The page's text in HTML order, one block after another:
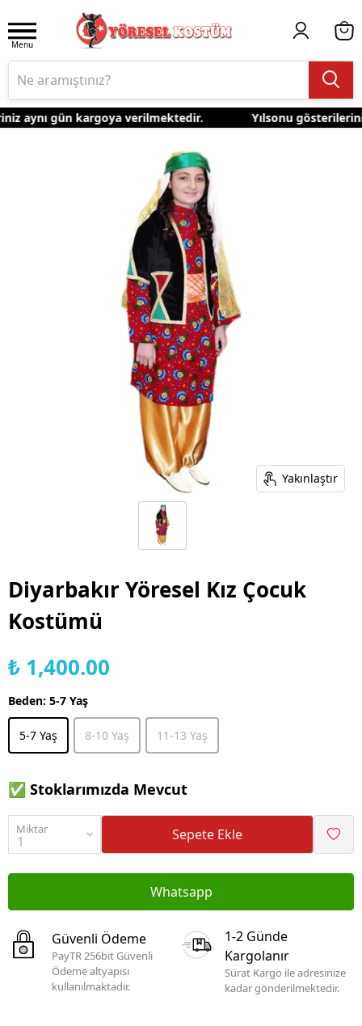
Menu
aynı gün kargoya verilmektedir. Yılsonu
Yakınlaştır
Diyarbakır Yöresel Kız Çocuk
Kostümü
₺ 1,400.00
Beden: 5-7 Yaş
5-7 Yaş 8-10 Yaş 11-13 Yaş
✅ Stoklarımızda Mevcut
Miktar Sepete Ekle
Whatsapp
Güvenli Ödeme
PayTR 256bit Güvenli
Ödeme altyapısı
kullanılmaktadır.
1-2 Günde
Kargolanır
Sürat Kargo ile adresinize
kadar gönderilmektedir.